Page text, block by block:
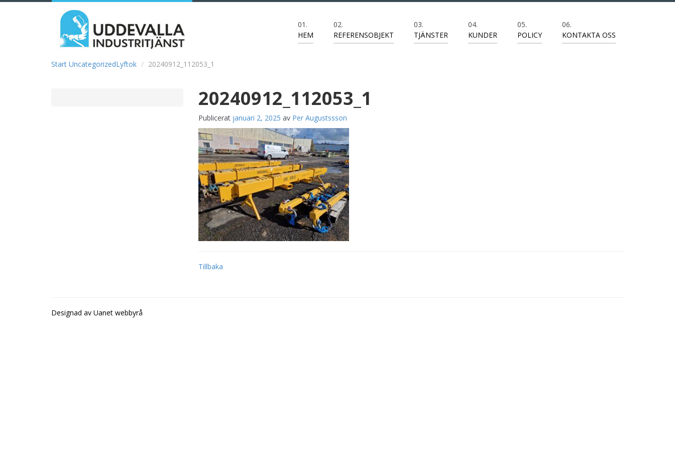
HEM REFERENSOBJEKT TJÄNSTER KUNDER POLICY KONTAKTA OSS
Start UncategorizedLyftok 20240912_112053_1
20240912_112053_1
Publicerat januari 2, 2025 av Per Augustssson
Tillbaka
Designad av Uanet webbyrå